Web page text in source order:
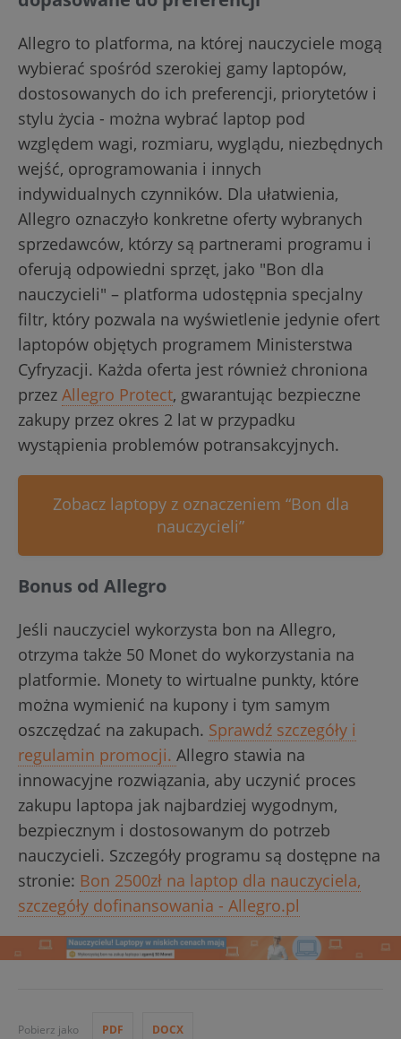
Allegro to platforma, na której nauczyciele mogą
wybierać spośród szerokiej gamy laptopów,
dostosowanych do ich preferencji, priorytetów i
stylu życia - można wybrać laptop pod
względem wagi, rozmiaru, wyglądu, niezbędnych
wejść, oprogramowania i innych
indywidualnych czynników. Dla ułatwienia,
Allegro oznaczyło konkretne oferty wybranych
sprzedawców, którzy są partnerami programu i
oferują odpowiedni sprzęt, jako "Bon dla
nauczycieli" – platforma udostępnia specjalny
filtr, który pozwala na wyświetlenie jedynie ofert
laptopów objętych programem Ministerstwa
Cyfryzacji. Każda oferta jest również chroniona
przez Allegro Protect, gwarantując bezpieczne
zakupy przez okres 2 lat w przypadku
wystąpienia problemów potransakcyjnych.
Zobacz laptopy z oznaczeniem “Bon dla
nauczycieli”
Bonus od Allegro
Jeśli nauczyciel wykorzysta bon na Allegro,
otrzyma także 50 Monet do wykorzystania na
platformie. Monety to wirtualne punkty, które
można wymienić na kupony i tym samym
oszczędzać na zakupach. Sprawdź szczegóły i
regulamin promocji. Allegro stawia na
innowacyjne rozwiązania, aby uczynić proces
zakupu laptopa jak najbardziej wygodnym,
bezpiecznym i dostosowanym do potrzeb
nauczycieli. Szczegóły programu są dostępne na
stronie: Bon 2500zł na laptop dla nauczyciela,
szczegóły dofinansowania - Allegro.pl
Pobierz jako PDF DOCX